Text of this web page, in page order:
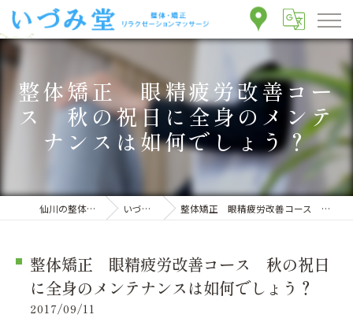
整体矯正 眼精疲労改善コー
ス 秋の祝日に全身のメンテ
ナンスは如何でしょう？
仙川の整体ならいづみ堂整体院 いづみ堂のブログ 整体矯正 眼精疲労改善コース 秋の祝日に全身のメンテナンスは如何でしょう？
整体矯正 眼精疲労改善コース 秋の祝日
に全身のメンテナンスは如何でしょう？
2017/09/11